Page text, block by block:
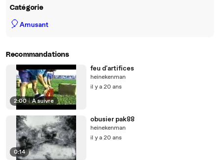
Catégorie
🎈Amusant
Recommandations
2:00 | À suivre
feu d'artifices
heinekenman
il y a 20 ans
0:14
obusier pak88
heinekenman
il y a 20 ans